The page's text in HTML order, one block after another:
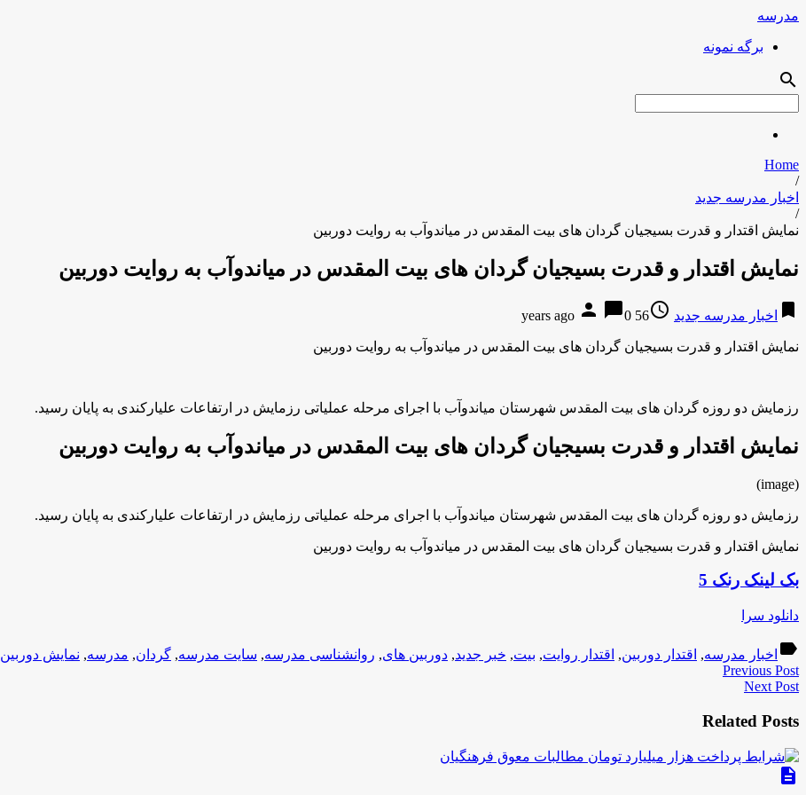
مدرسه
برگه نمونه
search
Home
/
اخبار مدرسه جدید
/
نمایش اقتدار و قدرت بسیجیان گردان های بیت المقدس در میاندوآب به روایت دوربین
نمایش اقتدار و قدرت بسیجیان گردان های بیت المقدس در میاندوآب به روایت دوربین
bookmark اخبار مدرسه جدید access_time
56 years ago
person chat_bubble0
نمایش اقتدار و قدرت بسیجیان گردان های بیت المقدس در میاندوآب به روایت دوربین
رزمایش دو روزه گردان های بیت المقدس شهرستان میاندوآب با اجرای مرحله عملیاتی رزمایش در ارتفاعات علیارکندی به پایان رسید.
نمایش اقتدار و قدرت بسیجیان گردان های بیت المقدس در میاندوآب به روایت دوربین
(image)
رزمایش دو روزه گردان های بیت المقدس شهرستان میاندوآب با اجرای مرحله عملیاتی رزمایش در ارتفاعات علیارکندی به پایان رسید.
نمایش اقتدار و قدرت بسیجیان گردان های بیت المقدس در میاندوآب به روایت دوربین
بک لینک رنک 5
دانلود سرا
label اخبار مدرسه, اقتدار دوربین, اقتدار روایت, بیت, خبر جدید, دوربین های, روانشناسی مدرسه, سایت مدرسه, گردان, مدرسه, نمایش دوربین
Previous Post
Next Post
Related Posts
description